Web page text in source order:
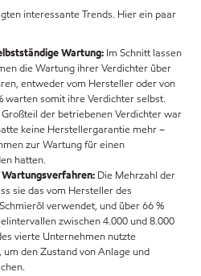
interessante Trends. Hier ein paar
Wartung: Im Schnitt lassen
die Wartung ihrer Verdichter über
entweder vom Hersteller oder von
warten somit ihre Verdichter selbst.
Großteil der betriebenen Verdichter war
keine Herstellergarantie mehr –
zur Wartung für einen
hatten.
Die Mehrzahl der
sie das vom Hersteller des
verwendet, und über 66 %
zwischen 4.000 und 8.000
vierte Unternehmen nutzte
den Zustand von Anlage und